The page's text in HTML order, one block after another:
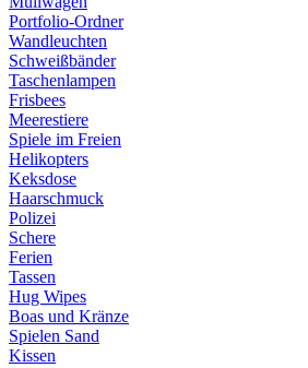
Portfolio-Ordner
Wandleuchten
Schweißbänder
Taschenlampen
Frisbees
Meerestiere
Spiele im Freien
Helikopters
Keksdose
Haarschmuck
Polizei
Schere
Ferien
Tassen
Hug Wipes
Boas und Kränze
Spielen Sand
Kissen